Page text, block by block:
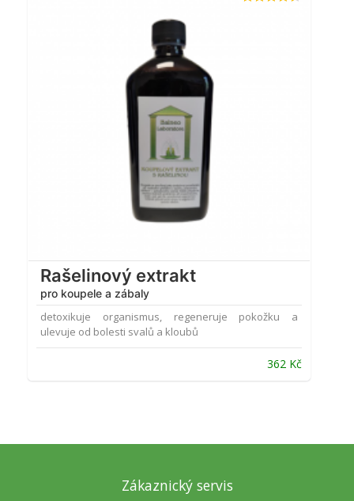
Rašelinový extrakt
pro koupele a zábaly
detoxikuje organismus, regeneruje pokožku a
ulevuje od bolesti svalů a kloubů
362 Kč
Zákaznický servis